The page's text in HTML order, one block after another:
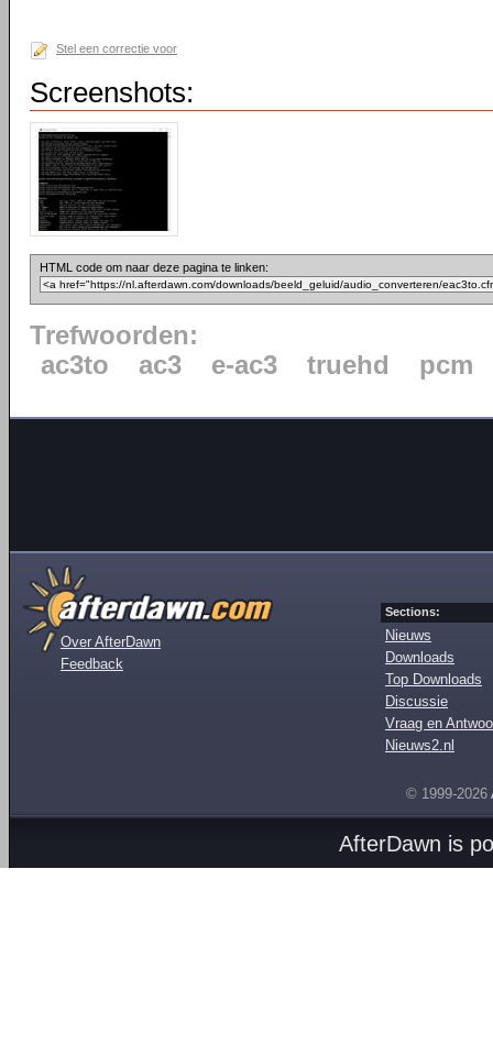
Stel een correctie voor
Screenshots:
HTML code om naar deze pagina te linken:
Trefwoorden:
ac3to
ac3 e-ac3 truehd pcm
Over AfterDawn
Feedback
Sections:
Nieuws
Downloads
Top Downloads
Discussie
Vraag en
Nieuws2.nl
© 1999-2026
AfterDawn is